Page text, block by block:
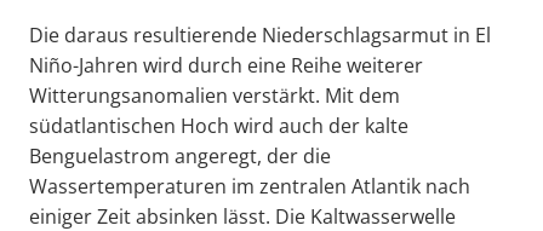
Die daraus resultierende Niederschlagsarmut in El
Niño-Jahren wird durch eine Reihe weiterer
Witterungsanomalien verstärkt. Mit dem
südatlantischen Hoch wird auch der kalte
Benguelastrom angeregt, der die
Wassertemperaturen im zentralen Atlantik nach
einiger Zeit absinken lässt. Die Kaltwasserwelle